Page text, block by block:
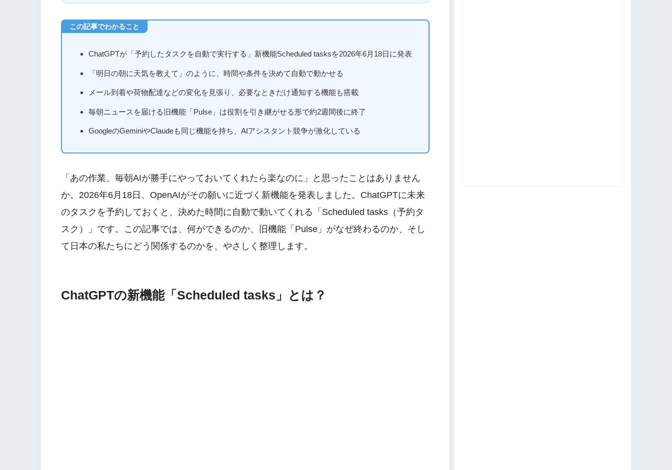
ChatGPTが「予約したタスクを自動で実行する」新機能Scheduled tasksを2026年6月18日に発表
「明日の朝に天気を教えて」のように、時間や条件を決めて自動で動かせる
メール到着や荷物配達などの変化を見張り、必要なときだけ通知する機能も搭載
毎朝ニュースを届ける旧機能「Pulse」は役割を引き継がせる形で約2週間後に終了
GoogleのGeminiやClaudeも同じ機能を持ち、AIアシスタント競争が激化している
「あの作業、毎朝AIが勝手にやっておいてくれたら楽なのに」と思ったことはありません
か。2026年6月18日、OpenAIがその願いに近づく新機能を発表しました。ChatGPTに未来
のタスクを予約しておくと、決めた時間に自動で動いてくれる「Scheduled tasks（予約タ
スク）」です。この記事では、何ができるのか、旧機能「Pulse」がなぜ終わるのか、そし
て日本の私たちにどう関係するのかを、やさしく整理します。
ChatGPTの新機能「Scheduled tasks」とは？